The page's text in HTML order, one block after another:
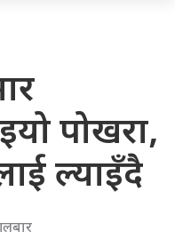
पोखरा,
ल्याइँदै